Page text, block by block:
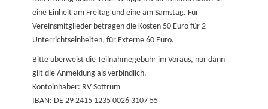
eine Einheit am Freitag und eine am Samstag. Für
Vereinsmitglieder betragen die Kosten 50 Euro für 2
Unterrichtseinheiten, für Externe 60 Euro.
Bitte überweist die Teilnahmegebühr im Voraus, nur dann
gilt die Anmeldung als verbindlich.
Kontoinhaber: RV Sottrum
IBAN: DE 29 2415 1235 0026 3107 55